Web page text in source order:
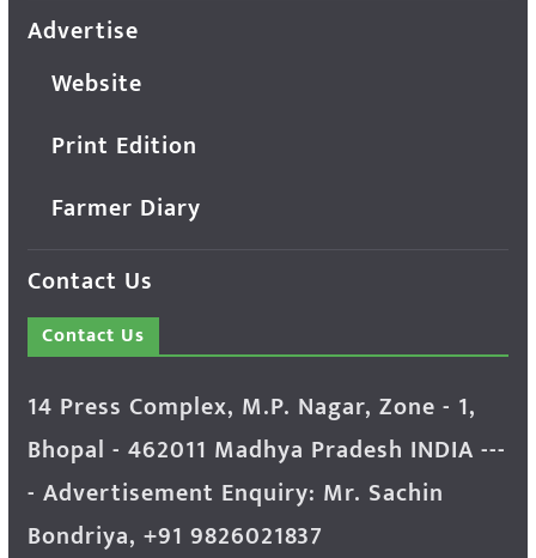
Advertise
Website
Print Edition
Farmer Diary
Contact Us
Contact Us
14 Press Complex, M.P. Nagar, Zone - 1,
Bhopal - 462011 Madhya Pradesh INDIA ---
- Advertisement Enquiry: Mr. Sachin
Bondriya, +91 9826021837